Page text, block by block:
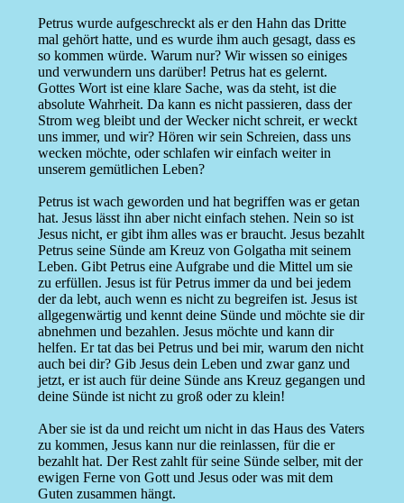
Petrus wurde aufgeschreckt als er den Hahn das Dritte
mal gehört hatte, und es wurde ihm auch gesagt, dass es
so kommen würde. Warum nur? Wir wissen so einiges
und verwundern uns darüber! Petrus hat es gelernt.
Gottes Wort ist eine klare Sache, was da steht, ist die
absolute Wahrheit. Da kann es nicht passieren, dass der
Strom weg bleibt und der Wecker nicht schreit, er weckt
uns immer, und wir? Hören wir sein Schreien, dass uns
wecken möchte, oder schlafen wir einfach weiter in
unserem gemütlichen Leben?
Petrus ist wach geworden und hat begriffen was er getan
hat. Jesus lässt ihn aber nicht einfach stehen. Nein so ist
Jesus nicht, er gibt ihm alles was er braucht. Jesus bezahlt
Petrus seine Sünde am Kreuz von Golgatha mit seinem
Leben. Gibt Petrus eine Aufgrabe und die Mittel um sie
zu erfüllen. Jesus ist für Petrus immer da und bei jedem
der da lebt, auch wenn es nicht zu begreifen ist. Jesus ist
allgegenwärtig und kennt deine Sünde und möchte sie dir
abnehmen und bezahlen. Jesus möchte und kann dir
helfen. Er tat das bei Petrus und bei mir, warum den nicht
auch bei dir? Gib Jesus dein Leben und zwar ganz und
jetzt, er ist auch für deine Sünde ans Kreuz gegangen und
deine Sünde ist nicht zu groß oder zu klein!
Aber sie ist da und reicht um nicht in das Haus des Vaters
zu kommen, Jesus kann nur die reinlassen, für die er
bezahlt hat. Der Rest zahlt für seine Sünde selber, mit der
ewigen Ferne von Gott und Jesus oder was mit dem
Guten zusammen hängt.